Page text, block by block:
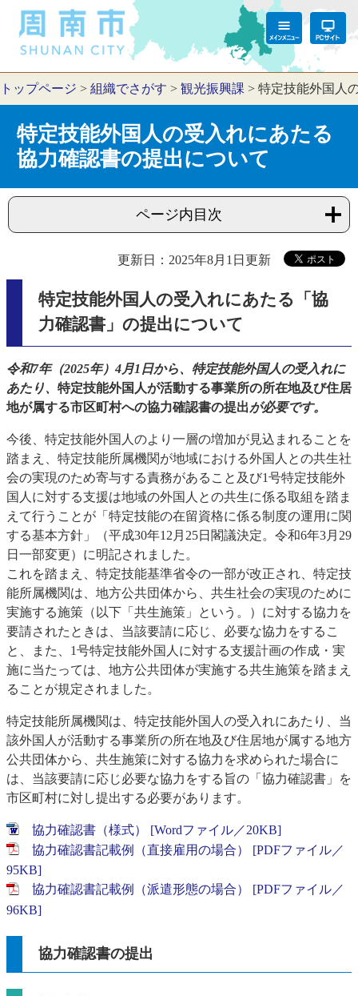
トップページ > 組織でさがす > 観光振興課 > 特定技能外国人
特定技能外国人の受入れにあたる
協力確認書の提出について
ページ内目次
更新日：2025年8月1日更新
特定技能外国人の受入れにあたる「協
力確認書」の提出について
令和7年（2025年）4月1日から、特定技能外国人の受入れに
あたり、 特定技能外国人が活動する事業所の所在地及び住居
地が属する市区町村への​協力確認書の提出が必要です。
今後、特定技能外国人のより一層の増加が見込まれることを
踏まえ、特定技能所属機関が地域における外国人との共生社
会の実現のため寄与する責務があること及び1号特定技能外
国人に対する支援は地域の外国人との共生に係る取組を踏ま
えて行うことが「特定技能の在留資格に係る制度の運用に関
する基本方針」（平成30年12月25日閣議決定。令和6年3月29
日一部変更）に明記されました。
これを踏まえ、特定技能基準省令の一部が改正され、特定技
能所属機関は、地方公共団体から、共生社会の実現のために
実施する施策（以下「共生施策」という。）に対する協力を
要請されたときは、当該要請に応じ、必要な協力をするこ
と、また、1号特定技能外国人に対する支援計画の作成・実
施に当たっては、地方公共団体が実施する共生施策を踏まえ
ることが規定されました。
特定技能所属機関は、特定技能外国人の受入れにあたり、当
該外国人が活動する事業所の所在地及び住居地が属する地方
公共団体から、共生施策に対する協力を求められた場合に
は、当該要請に応じ必要な協力をする旨の「協力確認書」を
市区町村に対し提出する必要があります。
協力確認書（様式） [Wordファイル／20KB]
協力確認書記載例（直接雇用の場合） [PDFファイル／
95KB]
協力確認書記載例（派遣形態の場合） [PDFファイル／
96KB]
協力確認書の提出